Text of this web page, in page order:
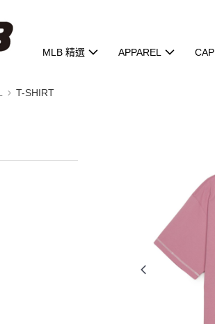
MLB 精選 APPAREL CAP
T-SHIRT